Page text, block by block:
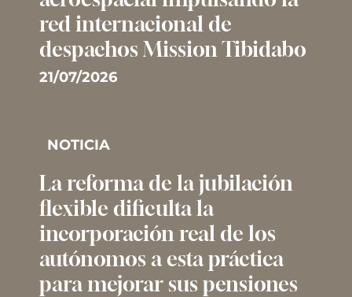
red internacional de
despachos Mission Tibidabo
21/07/2026
NOTICIA
La reforma de la jubilación
flexible dificulta la
incorporación real de los
autónomos a esta práctica
para mejorar sus pensiones